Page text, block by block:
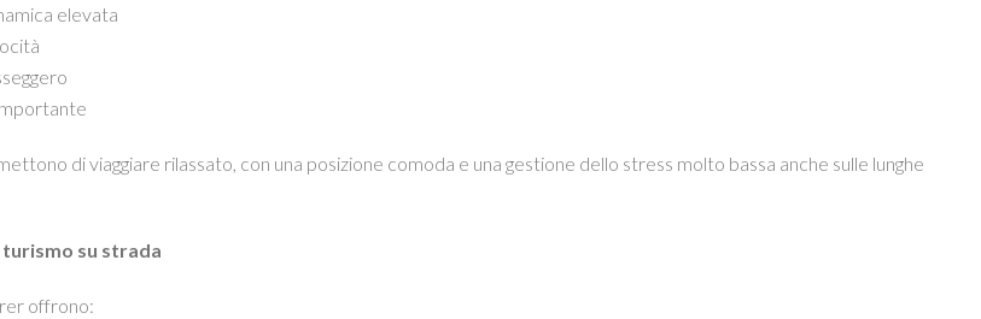
elevata
di viaggiare rilassato, con una posizione comoda e una gestione dello stress molto bassa anche sulle lunghe
su strada
offrono: